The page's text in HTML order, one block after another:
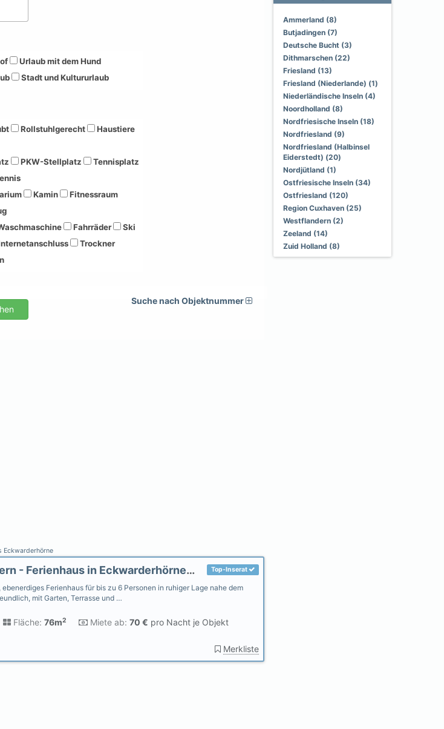
Urlaub mit dem Hund
Stadt und Kultururlaub
Rollstuhlgerecht
Haustiere
PKW-Stellplatz
Tennisplatz
Kamin
Fitnessraum
Fahrräder
Ski
Trockner
Suche nach Objektnummer
Eckwarderhörne
Top-Inserat
Villa Seestern - Ferienhaus in Eckwarderhörne (Butjadingen)
ebenerdiges Ferienhaus für bis zu 6 Personen in ruhiger Lage nahe dem
mit Garten, Terrasse und …
Fläche: 76m2 Miete ab: 70 € pro Nacht je Objekt
Merkliste
Ammerland (8)
Butjadingen (7)
Deutsche Bucht (3)
Dithmarschen (22)
Friesland (13)
Friesland (Niederlande) (1)
Niederländische Inseln (4)
Noordholland (8)
Nordfriesische Inseln (18)
Nordfriesland (9)
Nordfriesland (Halbinsel
Eiderstedt) (20)
Nordjütland (1)
Ostfriesische Inseln (34)
Ostfriesland (120)
Region Cuxhaven (25)
Westflandern (2)
Zeeland (14)
Zuid Holland (8)